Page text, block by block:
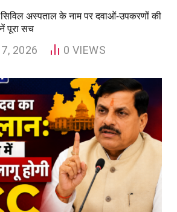
अस्पताल के नाम पर दवाओं-उपकरणों की
पूरा सच
2026 0 VIEWS